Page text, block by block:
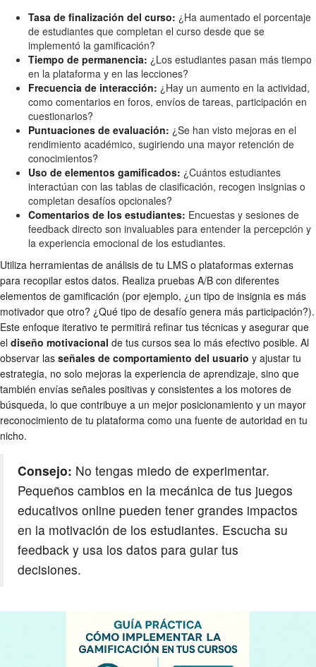
Tasa de finalización del curso: ¿Ha aumentado el porcentaje
de estudiantes que completan el curso desde que se
implementó la gamificación?
Tiempo de permanencia: ¿Los estudiantes pasan más tiempo
en la plataforma y en las lecciones?
Frecuencia de interacción: ¿Hay un aumento en la actividad,
como comentarios en foros, envíos de tareas, participación en
cuestionarios?
Puntuaciones de evaluación: ¿Se han visto mejoras en el
rendimiento académico, sugiriendo una mayor retención de
conocimientos?
Uso de elementos gamificados: ¿Cuántos estudiantes
interactúan con las tablas de clasificación, recogen insignias o
completan desafíos opcionales?
Comentarios de los estudiantes: Encuestas y sesiones de
feedback directo son invaluables para entender la percepción y
la experiencia emocional de los estudiantes.
Utiliza herramientas de análisis de tu LMS o plataformas externas
para recopilar estos datos. Realiza pruebas A/B con diferentes
elementos de gamificación (por ejemplo, ¿un tipo de insignia es más
motivador que otro? ¿Qué tipo de desafío genera más participación?).
Este enfoque iterativo te permitirá refinar tus técnicas y asegurar que
el diseño motivacional de tus cursos sea lo más efectivo posible. Al
observar las señales de comportamiento del usuario y ajustar tu
estrategia, no solo mejoras la experiencia de aprendizaje, sino que
también envías señales positivas y consistentes a los motores de
búsqueda, lo que contribuye a un mejor posicionamiento y un mayor
reconocimiento de tu plataforma como una fuente de autoridad en tu
nicho.
Consejo: No tengas miedo de experimentar.
Pequeños cambios en la mecánica de tus juegos
educativos online pueden tener grandes impactos
en la motivación de los estudiantes. Escucha su
feedback y usa los datos para guiar tus
decisiones.